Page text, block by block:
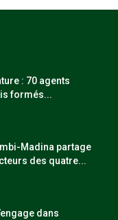
: 70 agents
formés...
Madina partage
des quatre...
dans